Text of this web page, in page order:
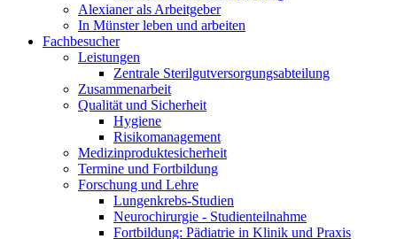
Alexianer als Arbeitgeber
In Münster leben und arbeiten
Fachbesucher
Leistungen
Zentrale Sterilgutversorgungsabteilung
Zusammenarbeit
Qualität und Sicherheit
Hygiene
Risikomanagement
Medizinproduktesicherheit
Termine und Fortbildung
Forschung und Lehre
Lungenkrebs-Studien
Neurochirurgie - Studienteilnahme
Fortbildung: Pädiatrie in Klinik und Praxis